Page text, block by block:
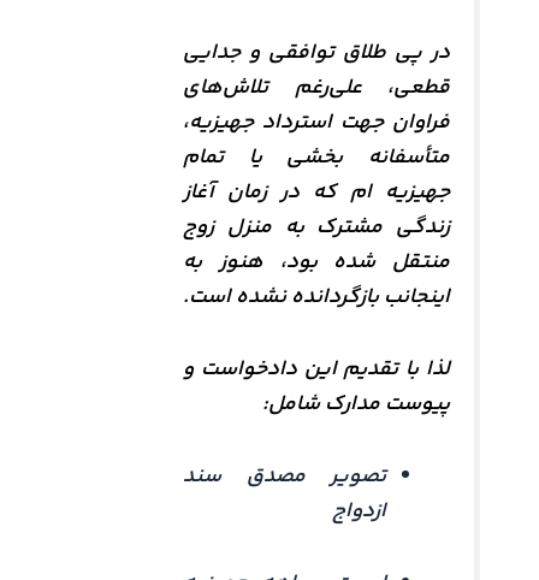
در پی طلاق توافقی و جدایی
قطعی، علی‌رغم تلاش‌های
فراوان جهت استرداد جهیزیه،
متأسفانه بخشی یا تمام
جهیزیه‌ ام که در زمان آغاز
زندگی مشترک به منزل زوج
منتقل شده بود، هنوز به
اینجانب بازگردانده نشده است.
لذا با تقدیم این دادخواست و
پیوست مدارک شامل:
تصویر مصدق سند
ازدواج